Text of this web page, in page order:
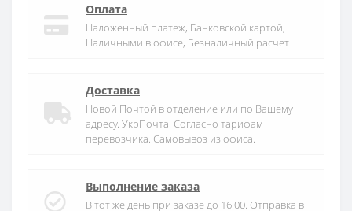
Оплата
Наложенный платеж, Банковской картой,
Наличными в офисе, Безналичный расчет
Доставка
Новой Почтой в отделение или по Вашему
адресу. УкрПочта. Согласно тарифам
перевозчика. Самовывоз из офиса.
Выполнение заказа
В тот же день при заказе до 16:00. Отправка в